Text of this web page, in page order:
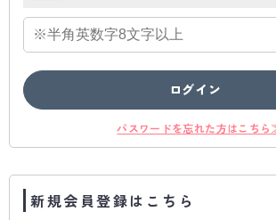
ログイン
パスワードを忘れた方はこち
新規会員登録はこちら